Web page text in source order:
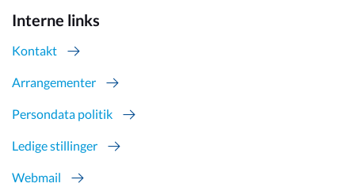
Interne links
Kontakt
Arrangementer
Persondata politik
Ledige stillinger
Webmail